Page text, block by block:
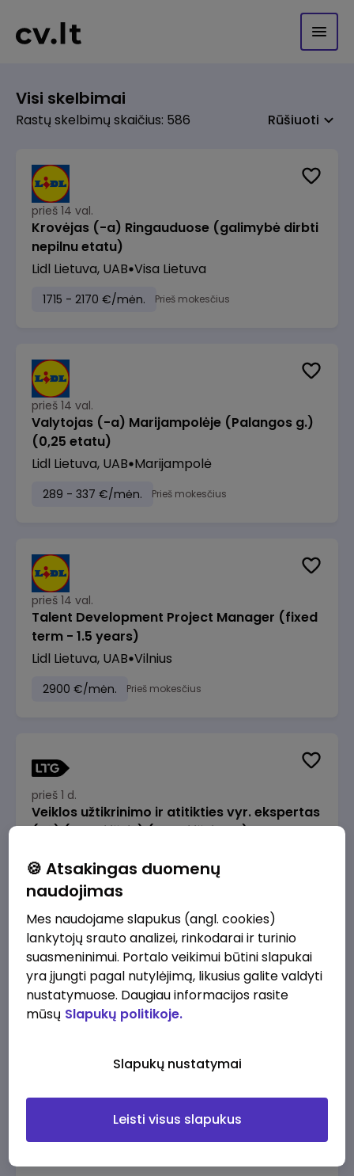
Visi skelbimai
Rastų skelbimų skaičius: 586 Rūšiuoti
prieš 14 val.
Krovėjas (-a) Ringauduose (galimybė dirbti
nepilnu etatu)
Lidl Lietuva, UAB Visa Lietuva
1715 - 2170 €/mėn. Prieš mokesčius
prieš 14 val.
Valytojas (-a) Marijampolėje (Palangos g.)
(0,25 etatu)
Lidl Lietuva, UAB Marijampolė
289 - 337 €/mėn. Prieš mokesčius
prieš 14 val.
Talent Development Project Manager (fixed
term - 1.5 years)
Lidl Lietuva, UAB Vilnius
2900 €/mėn. Prieš mokesčius
prieš 1 d.
Veiklos užtikrinimo ir atitikties vyr. ekspertas
(-ė) (Radviliškis) (Radviliškis, LT)
2610 - 3910 €/mėn.
prieš 1 d.
Veiklos užtikrinimo ir atitikties vyr. ekspertas
(-ė) (Kaunas) (Kaunas, LT)
🍪 Atsakingas duomenų
naudojimas
Mes naudojame slapukus (angl. cookies)
lankytojų srauto analizei, rinkodarai ir turinio
suasmeninimui. Portalo veikimui būtini slapukai
yra įjungti pagal nutylėjimą, likusius galite valdyti
nustatymuose. Daugiau informacijos rasite
mūsų Slapukų politikoje.
Slapukų nustatymai
Leisti visus slapukus